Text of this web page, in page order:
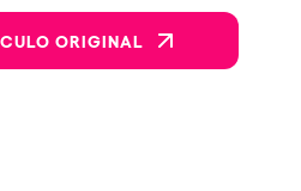
ORIGINAL